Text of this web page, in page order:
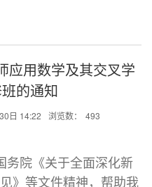
应用数学及其交叉学
的通知
日 14:22 浏览数： 493
务院《关于全面深化新
》等文件精神，帮助我